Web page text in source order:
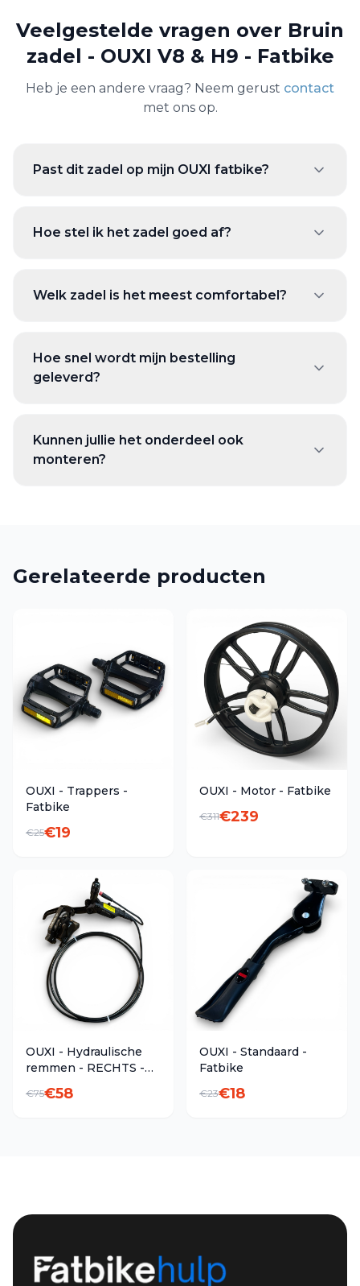
Veelgestelde vragen over Bruin
zadel - OUXI V8 & H9 - Fatbike
Heb je een andere vraag? Neem gerust contact
met ons op.
Past dit zadel op mijn OUXI fatbike?
Hoe stel ik het zadel goed af?
Welk zadel is het meest comfortabel?
Hoe snel wordt mijn bestelling
geleverd?
Kunnen jullie het onderdeel ook
monteren?
Gerelateerde producten
OUXI - Trappers -
Fatbike
€25€19
OUXI - Motor - Fatbike
€311€239
OUXI - Hydraulische
remmen - RECHTS -
€75€58
OUXI - Standaard -
Fatbike
€23€18